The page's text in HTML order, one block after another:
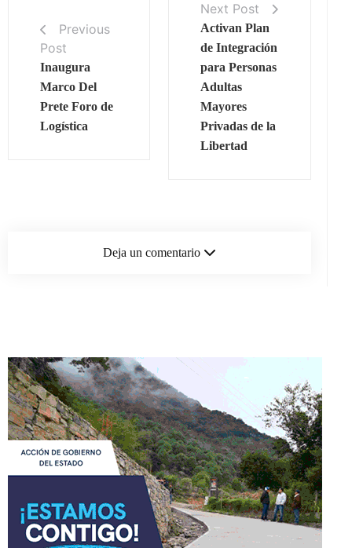
Previous
Post
Inaugura
Marco Del
Prete Foro de
Logística
Next Post
Activan Plan
de Integración
para Personas
Adultas
Mayores
Privadas de la
Libertad
Deja un comentario